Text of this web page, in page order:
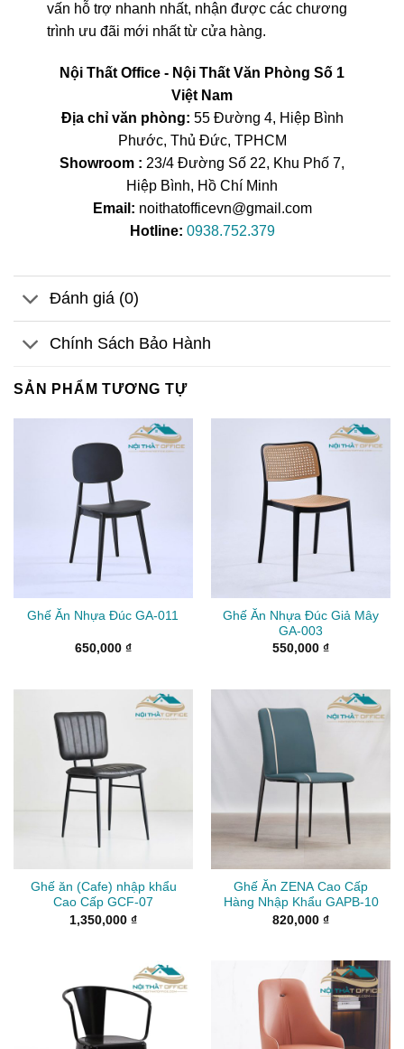
vấn hỗ trợ nhanh nhất, nhận được các chương
trình ưu đãi mới nhất từ cửa hàng.
Nội Thất Office - Nội Thất Văn Phòng Số 1
Việt Nam
Địa chỉ văn phòng: 55 Đường 4, Hiệp Bình
Phước, Thủ Đức, TPHCM
Showroom : 23/4 Đường Số 22, Khu Phố 7,
Hiệp Bình, Hồ Chí Minh
Email: noithatofficevn@gmail.com
Hotline: 0938.752.379
Đánh giá (0)
Chính Sách Bảo Hành
SẢN PHẨM TƯƠNG TỰ
Ghế Ăn Nhựa Đúc GA-011
650,000 ₫
Ghế Ăn Nhựa Đúc Giả Mây
GA-003
550,000 ₫
Ghế ăn (Cafe) nhập khẩu
Cao Cấp GCF-07
1,350,000 ₫
Ghế Ăn ZENA Cao Cấp
Hàng Nhập Khẩu GAPB-10
820,000 ₫